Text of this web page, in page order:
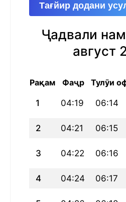
Тағйир додани
Ҷадвали
август
Рақам Фаҷр Тулӯи
1 04:19 06:14
2 04:21 06:15
3 04:22 06:16
4 04:24 06:17